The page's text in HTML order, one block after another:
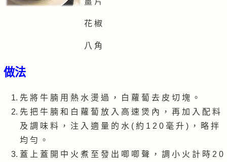
花 椒
八 角
做法
先 將 牛 腩 用 熱 水 燙 過 ， 白 蘿 蔔 去 皮 切 塊 。
先 把 牛 腩 和 白 蘿 蔔 放 入 高 速 煲 內 ， 再 加 入 配 料
及 調 味 料 ， 注 入 適 量 的 水 ( 約 1 2 0 毫 升 ) ， 略 拌
均 勻 。
蓋 上 蓋 開 中 火 煮 至 發 出 唧 唧 聲 ， 調 小 火 計 時 2 0